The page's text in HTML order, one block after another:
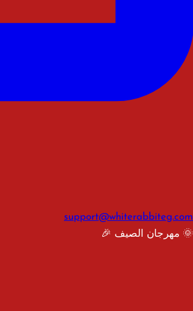
support@whiterabbiteg.com
🌞 مهرجان الصيف 🎉